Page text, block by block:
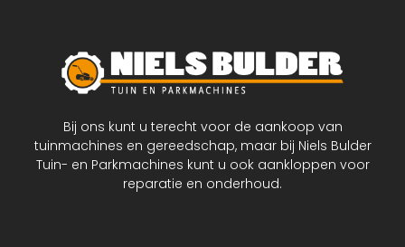
Bij ons kunt u terecht voor de aankoop van
tuinmachines en gereedschap, maar bij Niels Bulder
Tuin- en Parkmachines kunt u ook aankloppen voor
reparatie en onderhoud.